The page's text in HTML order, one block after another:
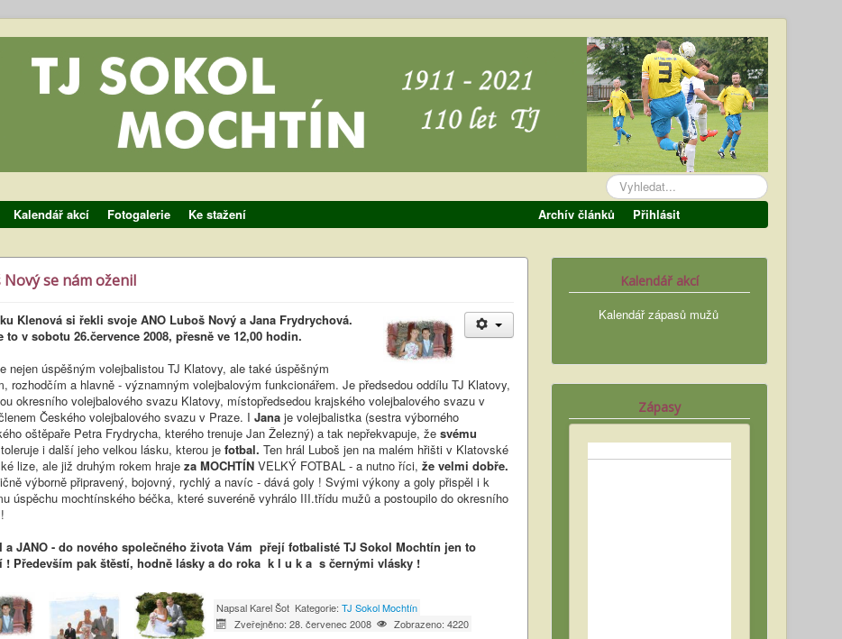
Vyhledávání...
Kalendář akcí Fotogalerie Ke stažení Archív článků Přihlásit
Nový se nám oženil
Klenová si řekli svoje ANO Luboš Nový a Jana Frydrychová.
to v sobotu 26.července 2008, přesně ve 12,00 hodin.
nejen úspěšným volejbalistou TJ Klatovy, ale také úspěšným
rozhodčím a hlavně - významným volejbalovým funkcionářem. Je předsedou oddílu TJ Klatovy,
okresního volejbalového svazu Klatovy, místopředsedou krajského volejbalového svazu v
Českého volejbalového svazu v Praze. I Jana je volejbalistka (sestra výborného
oštěpaře Petra Frydrycha, kterého trenuje Jan Železný) a tak nepřekvapuje, že svému
toleruje i další jeho velkou lásku, kterou je fotbal. Ten hrál Luboš jen na malém hřišti v Klatovské
lize, ale již druhým rokem hraje za MOCHTÍNVELKÝ FOTBAL - a nutno říci, že velmi dobře.
výborně připravený, bojovný, rychlý a navíc - dává goly ! Svými výkony a goly přispěl i k
úspěchu mochtínského béčka, které suveréně vyhrálo III.třídu mužů a postoupilo do okresního
a JANO - do nového společného života Vám přejí fotbalisté TJ Sokol Mochtín jen to
! Především pak štěstí, hodně lásky a do roka k l u k a s černými vlásky !
Napsal Karel Šot Kategorie: TJ Sokol Mochtín
Zveřejněno: 28. červenec 2008
Zobrazeno: 4220
Kalendář akcí
Kalendář zápasů mužů
Zápasy